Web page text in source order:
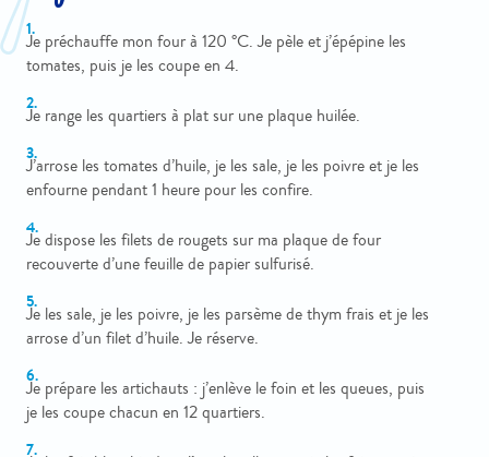
Je préchauffe mon four à 120 °C. Je pèle et j’épépine les
tomates, puis je les coupe en 4.
Je range les quartiers à plat sur une plaque huilée.
J’arrose les tomates d’huile, je les sale, je les poivre et je les
enfourne pendant 1 heure pour les confire.
Je dispose les filets de rougets sur ma plaque de four
recouverte d’une feuille de papier sulfurisé.
Je les sale, je les poivre, je les parsème de thym frais et je les
arrose d’un filet d’huile. Je réserve.
Je prépare les artichauts : j’enlève le foin et les queues, puis
je les coupe chacun en 12 quartiers.